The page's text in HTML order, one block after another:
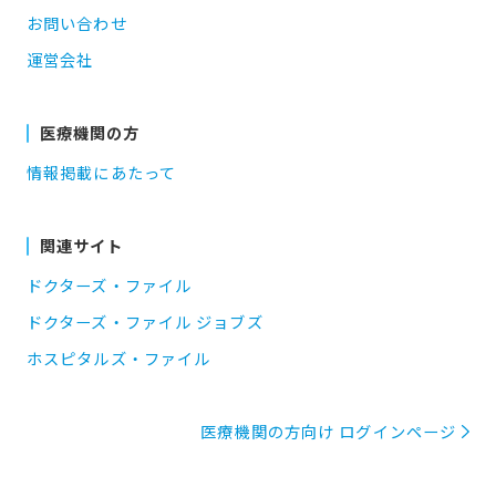
お問い合わせ
運営会社
医療機関の方
情報掲載にあたって
関連サイト
ドクターズ・ファイル
ドクターズ・ファイル ジョブズ
ホスピタルズ・ファイル
医療機関の方向け ログインページ